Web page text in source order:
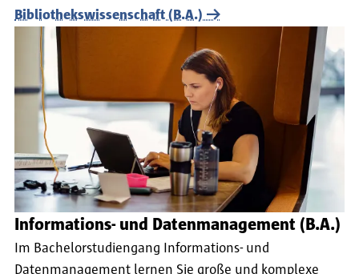
Bibliothekswissenschaft (B.A.)
Informations- und Datenmanagement (B.A.)
Im Bachelorstudiengang Informations- und
Datenmanagement lernen Sie große und komplexe